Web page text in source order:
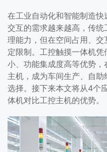
在工业自动化和智能制造
交互的需求越来越高，传
理能力，但在空间占用、
定限制。工控触摸一体机
小、功能集成度高等优势
主机，成为车间生产、自
选择。接下来本文将从4个
体机对比工控主机的优势。